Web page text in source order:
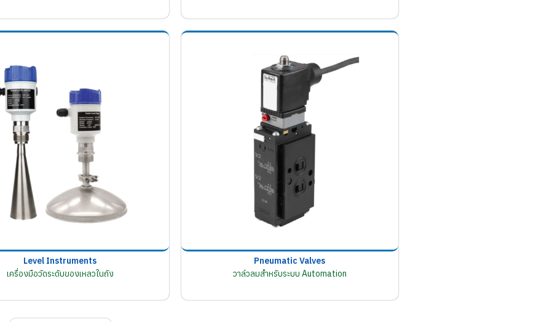
Level Instruments
เครื่องมือวัดระดับของเหลวในถัง
Pneumatic Valves
วาล์วลมสำหรับระบบ Automation